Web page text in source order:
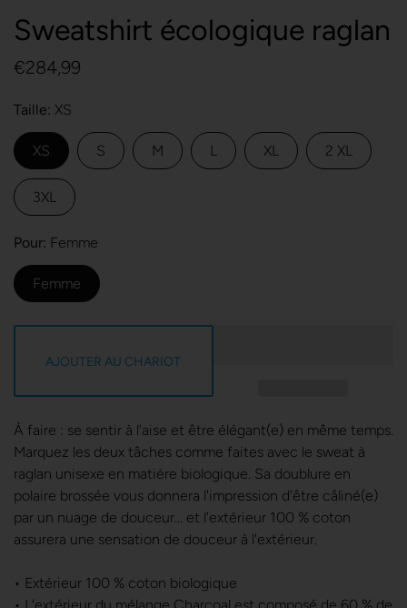
Sweatshirt écologique raglan
€284,99
Taille XS
XS S M L XL 2 XL
3XL
Pour Femme
Femme
AJOUTER AU CHARIOT
À faire : se sentir à l'aise et être élégant(e) en même temps.
Marquez les deux tâches comme faites avec le sweat à
raglan unisexe en matière biologique. Sa doublure en
polaire brossée vous donnera l'impression d'être câliné(e)
par un nuage de douceur… et l'extérieur 100 % coton
assurera une sensation de douceur à l'extérieur.
• Extérieur 100 % coton biologique